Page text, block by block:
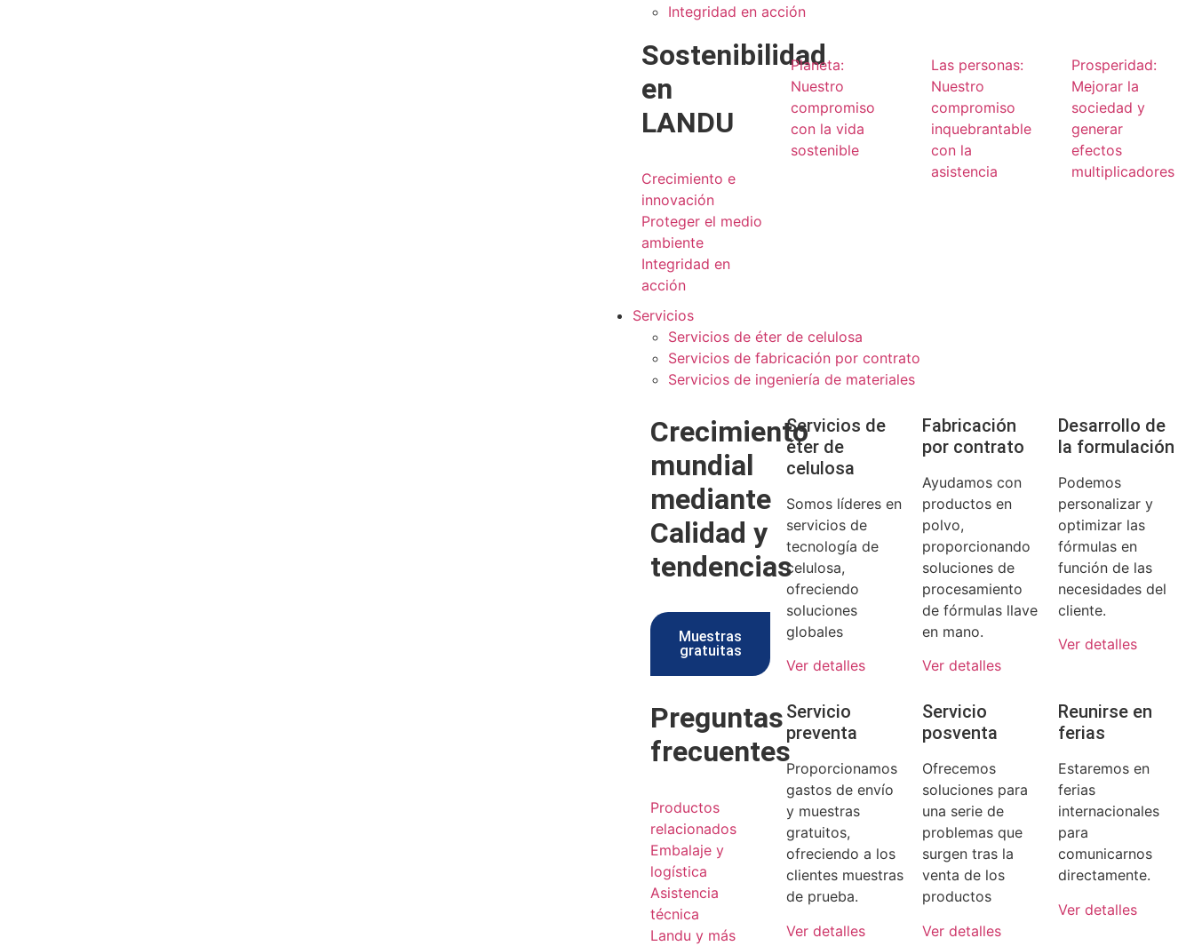
Integridad en acción
Sostenibilidad
en
LANDU
Crecimiento e
innovación
Proteger el medio
ambiente
Integridad en
acción
Planeta:
Nuestro
compromiso
con la vida
sostenible
Las personas:
Nuestro
compromiso
inquebrantable
con la
asistencia
Prosperidad:
Mejorar la
sociedad y
generar
efectos
multiplicadores
Servicios
Servicios de éter de celulosa
Servicios de fabricación por contrato
Servicios de ingeniería de materiales
Crecimiento
mundial
mediante
Calidad y
tendencias
Muestras
gratuitas
Servicios de
éter de
celulosa
Somos líderes en
servicios de
tecnología de
celulosa,
ofreciendo
soluciones
globales
Ver detalles
Fabricación
por contrato
Ayudamos con
productos en
polvo,
proporcionando
soluciones de
procesamiento
de fórmulas llave
en mano.
Ver detalles
Desarrollo de
la formulación
Podemos
personalizar y
optimizar las
fórmulas en
función de las
necesidades del
cliente.
Ver detalles
Preguntas
frecuentes
Productos
relacionados
Embalaje y
logística
Asistencia
técnica
Landu y más
Servicio
preventa
Proporcionamos
gastos de envío
y muestras
gratuitos,
ofreciendo a los
clientes muestras
de prueba.
Ver detalles
Servicio
posventa
Ofrecemos
soluciones para
una serie de
problemas que
surgen tras la
venta de los
productos
Ver detalles
Reunirse en
ferias
Estaremos en
ferias
internacionales
para
comunicarnos
directamente.
Ver detalles